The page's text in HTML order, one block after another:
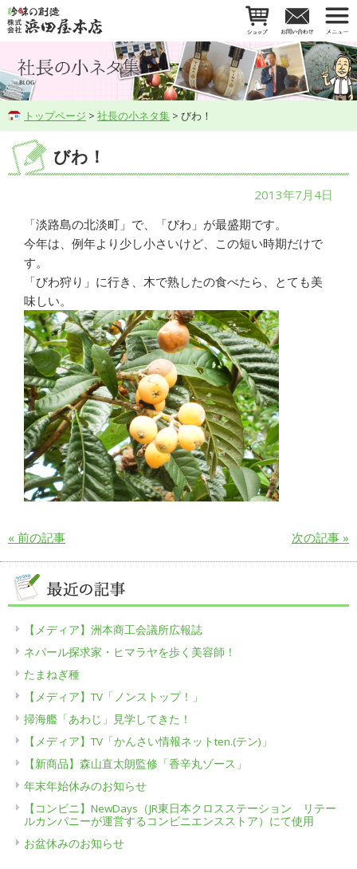
トップページ > 社長の小ネタ集 > びわ！
びわ！
2013年7月4日
「淡路島の北淡町」で、「びわ」が最盛期です。
今年は、例年より少し小さいけど、この短い時期だけで
す。
「びわ狩り」に行き、木で熟したの食べたら、とても美
味しい。
« 前の記事 次の記事 »
【メディア】洲本商工会議所広報誌
ネパール探求家・ヒマラヤを歩く美容師！
たまねぎ種
【メディア】TV「ノンストップ！」
掃海艦「あわじ」見学してきた！
【メディア】TV「かんさい情報ネットten.(テン)」
【新商品】森山直太朗監修「香辛丸ゾース」
年末年始休みのお知らせ
【コンビニ】NewDays（JR東日本クロスステーション リテー
ルカンパニーが運営するコンビニエンスストア）にて使用
お盆休みのお知らせ